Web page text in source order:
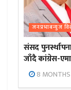
जनप्रभाबन्युज
संसद
जाँदै कांग्रेस-
8